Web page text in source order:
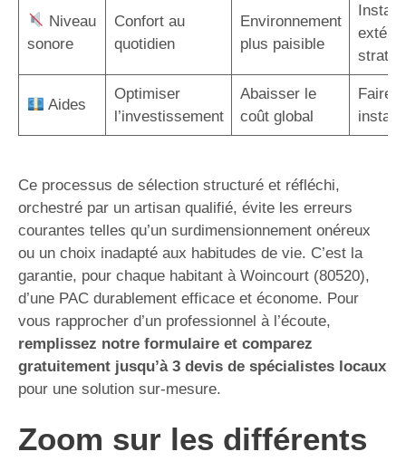
Niveau
sonore
Confort au
quotidien
Environnement
plus paisible
Aides
Optimiser
l’investissement
Abaisser le
coût global
Faire
Ce processus de sélection structuré et réfléchi,
orchestré par un artisan qualifié, évite les erreurs
courantes telles qu’un surdimensionnement onéreux
ou un choix inadapté aux habitudes de vie. C’est la
garantie, pour chaque habitant à Woincourt (80520),
d’une PAC durablement efficace et économe. Pour
vous rapprocher d’un professionnel à l’écoute,
remplissez notre formulaire et comparez
gratuitement jusqu’à 3 devis de spécialistes locaux
pour une solution sur-mesure.
Zoom sur les différents